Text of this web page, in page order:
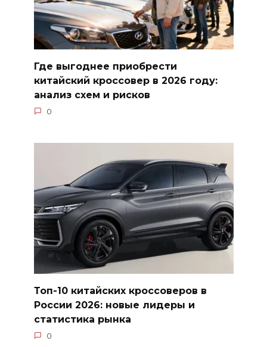
Где выгоднее приобрести
китайский кроссовер в 2026 году:
анализ схем и рисков
0
Топ-10 китайских кроссоверов в
России 2026: новые лидеры и
статистика рынка
0